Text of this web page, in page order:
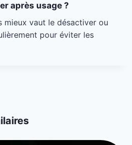
après usage ?
mieux vaut le désactiver ou
pour éviter les